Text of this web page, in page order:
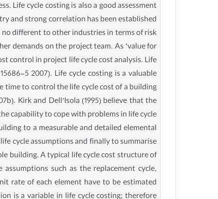
Life cycle costing is also a good assessment
and strong correlation has been established
different to other industries in terms of risk
demands on the project team. As ‘value for
control in project life cycle cost analysis. Life
5 2007). Life cycle costing is a valuable
time to control the life cycle cost of a building
Kirk and Dell’Isola (1995) believe that the
capability to cope with problems in life cycle
to a measurable and detailed elemental
cycle assumptions and finally to summarise
building. A typical life cycle cost structure of
such as the replacement cycle,
rate of each element have to be estimated